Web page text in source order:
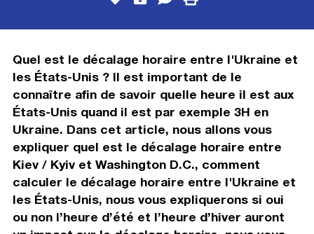
Quel est le décalage horaire entre l'Ukraine et
les États-Unis ? Il est important de le
connaître afin de savoir quelle heure il est aux
États-Unis quand il est par exemple 3H en
Ukraine. Dans cet article, nous allons vous
expliquer quel est le décalage horaire entre
Kiev / Kyiv et Washington D.C., comment
calculer le décalage horaire entre l'Ukraine et
les États-Unis, nous vous expliquerons si oui
ou non l’heure d’été et l’heure d’hiver auront